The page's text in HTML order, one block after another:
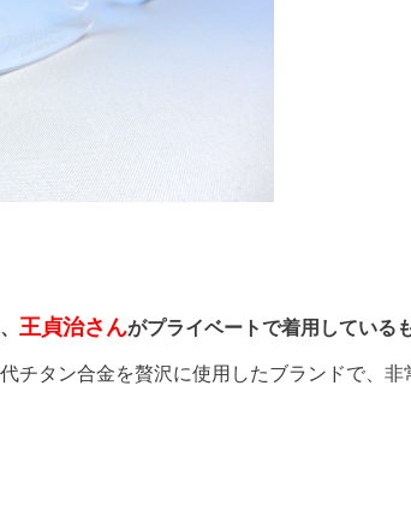
王貞治さんがプライベートで着用している
チタン合金を贅沢に使用したブランドで、非